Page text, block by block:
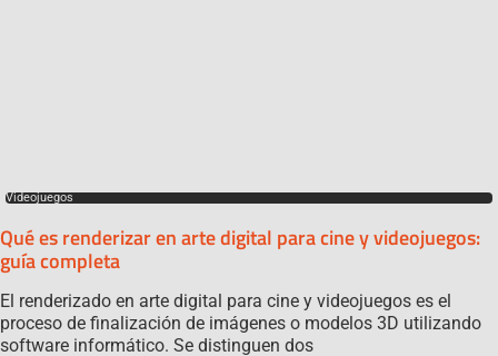
Videojuegos
Qué es renderizar en arte digital para cine y videojuegos:
guía completa
El renderizado en arte digital para cine y videojuegos es el
proceso de finalización de imágenes o modelos 3D utilizando
software informático. Se distinguen dos